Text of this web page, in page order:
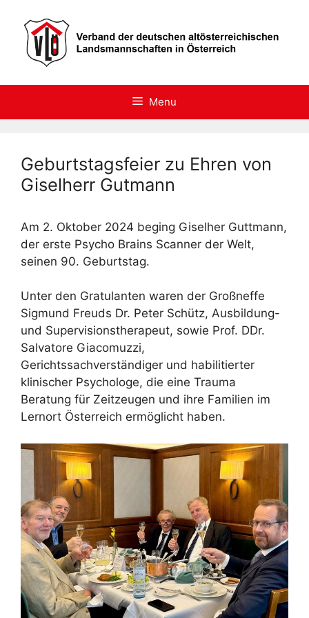
content
Menu
Geburtstagsfeier zu Ehren von
Giselherr Gutmann
Am 2. Oktober 2024 beging Giselher Guttmann,
der erste Psycho Brains Scanner der Welt,
seinen 90. Geburtstag.
Unter den Gratulanten waren der Großneffe
Sigmund Freuds Dr. Peter Schütz, Ausbildung-
und Supervisionstherapeut, sowie Prof. DDr.
Salvatore Giacomuzzi,
Gerichtssachverständiger und habilitierter
klinischer Psychologe, die eine Trauma
Beratung für Zeitzeugen und ihre Familien im
Lernort Österreich ermöglicht haben.